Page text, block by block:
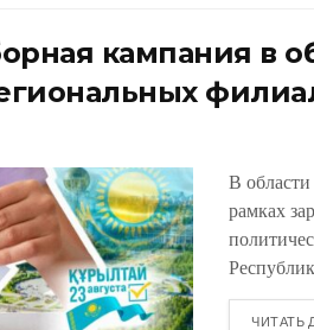
кампания в
В
рамках
ЧИТАТЬ